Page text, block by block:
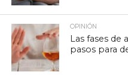
OPINIÓN
Las fases de
pasos para